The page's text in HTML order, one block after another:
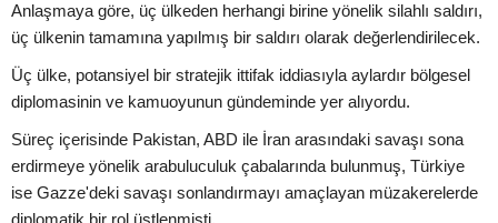
Anlaşmaya göre, üç ülkeden herhangi birine yönelik silahlı saldırı,
üç ülkenin tamamına yapılmış bir saldırı olarak değerlendirilecek.
Üç ülke, potansiyel bir stratejik ittifak iddiasıyla aylardır bölgesel
diplomasinin ve kamuoyunun gündeminde yer alıyordu.
Süreç içerisinde Pakistan, ABD ile İran arasındaki savaşı sona
erdirmeye yönelik arabuluculuk çabalarında bulunmuş, Türkiye
ise Gazze'deki savaşı sonlandırmayı amaçlayan müzakerelerde
diplomatik bir rol üstlenmişti.